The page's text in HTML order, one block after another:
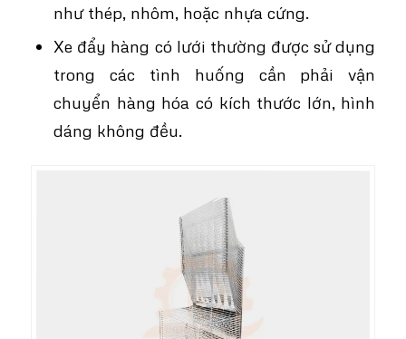
như thép, nhôm, hoặc nhựa cứng.
Xe đẩy hàng có lưới thường được sử dụng
trong các tình huống cần phải vận
chuyển hàng hóa có kích thước lớn, hình
dáng không đều.